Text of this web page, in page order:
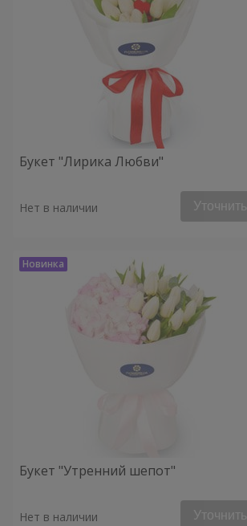
Букет "Лирика Любви"
Нет в наличии Уточнить
Букет "Утренний шепот"
Нет в наличии Уточнить